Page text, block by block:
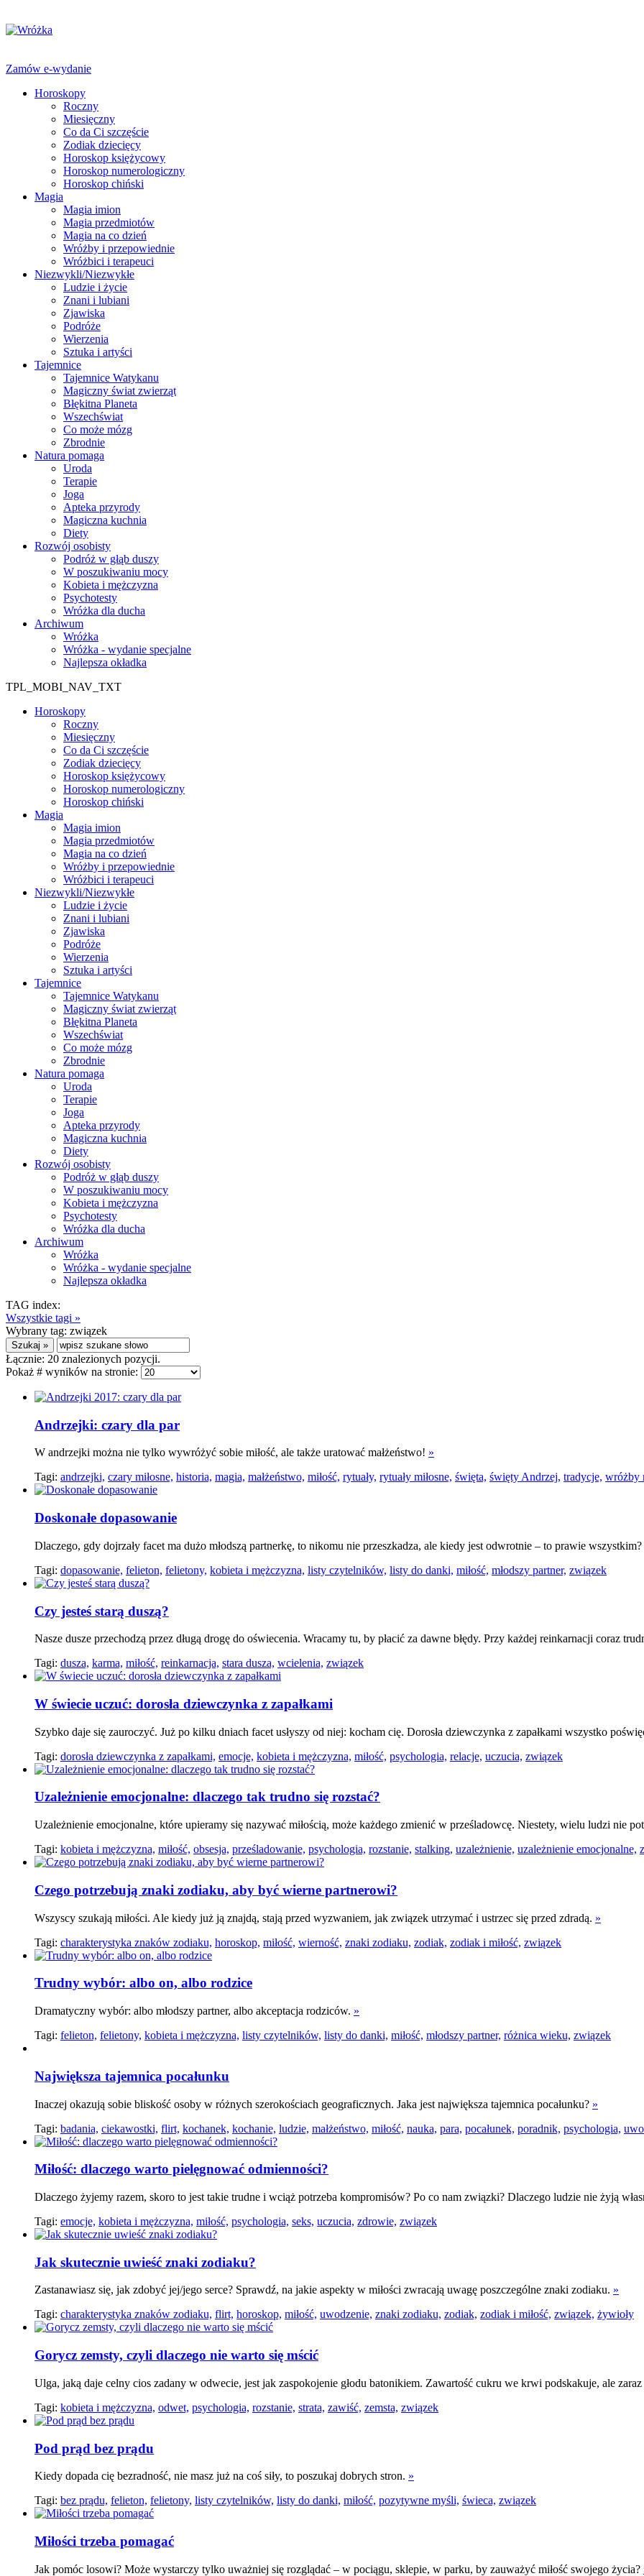
Zamów e-wydanie
Horoskopy
Roczny
Miesięczny
Co da Ci szczęście
Zodiak dziecięcy
Horoskop księżycowy
Horoskop numerologiczny
Horoskop chiński
Magia
Magia imion
Magia przedmiotów
Magia na co dzień
Wróżby i przepowiednie
Wróżbici i terapeuci
Niezwykli/Niezwykłe
Ludzie i życie
Znani i lubiani
Zjawiska
Podróże
Wierzenia
Sztuka i artyści
Tajemnice
Tajemnice Watykanu
Magiczny świat zwierząt
Błękitna Planeta
Wszechświat
Co może mózg
Zbrodnie
Natura pomaga
Uroda
Terapie
Joga
Apteka przyrody
Magiczna kuchnia
Diety
Rozwój osobisty
Podróż w głąb duszy
W poszukiwaniu mocy
Kobieta i mężczyzna
Psychotesty
Wróżka dla ducha
Archiwum
Wróżka
Wróżka - wydanie specjalne
Najlepsza okładka
TPL_MOBI_NAV_TXT
Horoskopy
Roczny
Miesięczny
Co da Ci szczęście
Zodiak dziecięcy
Horoskop księżycowy
Horoskop numerologiczny
Horoskop chiński
Magia
Magia imion
Magia przedmiotów
Magia na co dzień
Wróżby i przepowiednie
Wróżbici i terapeuci
Niezwykli/Niezwykłe
Ludzie i życie
Znani i lubiani
Zjawiska
Podróże
Wierzenia
Sztuka i artyści
Tajemnice
Tajemnice Watykanu
Magiczny świat zwierząt
Błękitna Planeta
Wszechświat
Co może mózg
Zbrodnie
Natura pomaga
Uroda
Terapie
Joga
Apteka przyrody
Magiczna kuchnia
Diety
Rozwój osobisty
Podróż w głąb duszy
W poszukiwaniu mocy
Kobieta i mężczyzna
Psychotesty
Wróżka dla ducha
Archiwum
Wróżka
Wróżka - wydanie specjalne
Najlepsza okładka
TAG index:
Wszystkie tagi »
Wybrany tag: związek
Łącznie: 20 znalezionych pozycji.
Pokaż # wyników na stronie:
Andrzejki: czary dla par
W andrzejki można nie tylko wywróżyć sobie miłość, ale także uratować małżeństwo! »
Tagi: andrzejki, czary miłosne, historia, magia, małżeństwo, miłość, rytuały, rytuały miłosne, święta, święty Andrzej, tradycje, wróżby
Doskonałe dopasowanie
Dlaczego, gdy dojrzały facet ma dużo młodszą partnerkę, to nikomu nie przeszkadza, ale kiedy jest odwrotnie – to prawie wszystkim?
Tagi: dopasowanie, felieton, felietony, kobieta i mężczyzna, listy czytelników, listy do danki, miłość, młodszy partner, związek
Czy jesteś starą duszą?
Nasze dusze przechodzą przez długą drogę do oświecenia. Wracamy tu, by płacić za dawne błędy. Przy każdej reinkarnacji coraz
Tagi: dusza, karma, miłość, reinkarnacja, stara dusza, wcielenia, związek
W świecie uczuć: dorosła dziewczynka z zapałkami
Szybko daje się zauroczyć. Już po kilku dniach facet usłyszy od niej: kocham cię. Dorosła dziewczynka z zapałkami wszystko
Tagi: dorosła dziewczynka z zapałkami, emocje, kobieta i mężczyzna, miłość, psychologia, relacje, uczucia, związek
Uzależnienie emocjonalne: dlaczego tak trudno się rozstać?
Uzależnienie emocjonalne, które upieramy się nazywać miłością, może każdego zmienić w prześladowcę. Niestety, wielu ludzi nie
Tagi: kobieta i mężczyzna, miłość, obsesja, prześladowanie, psychologia, rozstanie, stalking, uzależnienie, uzależnienie emocjonalne,
Czego potrzebują znaki zodiaku, aby być wierne partnerowi?
Wszyscy szukają miłości. Ale kiedy już ją znajdą, stają przed wyzwaniem, jak związek utrzymać i ustrzec się przed zdradą. »
Tagi: charakterystyka znaków zodiaku, horoskop, miłość, wierność, znaki zodiaku, zodiak, zodiak i miłość, związek
Trudny wybór: albo on, albo rodzice
Dramatyczny wybór: albo młodszy partner, albo akceptacja rodziców. »
Tagi: felieton, felietony, kobieta i mężczyzna, listy czytelników, listy do danki, miłość, młodszy partner, różnica wieku, związek
Największa tajemnica pocałunku
Inaczej okazują sobie bliskość osoby w różnych szerokościach geograficznych. Jaka jest największa tajemnica pocałunku? »
Tagi: badania, ciekawostki, flirt, kochanek, kochanie, ludzie, małżeństwo, miłość, nauka, para, pocałunek, poradnik, psychologia,
Miłość: dlaczego warto pielęgnować odmienności?
Dlaczego żyjemy razem, skoro to jest takie trudne i wciąż potrzeba kompromisów? Po co nam związki? Dlaczego ludzie nie żyją
Tagi: emocje, kobieta i mężczyzna, miłość, psychologia, seks, uczucia, zdrowie, związek
Jak skutecznie uwieść znaki zodiaku?
Zastanawiasz się, jak zdobyć jej/jego serce? Sprawdź, na jakie aspekty w miłości zwracają uwagę poszczególne znaki zodiaku. »
Tagi: charakterystyka znaków zodiaku, flirt, horoskop, miłość, uwodzenie, znaki zodiaku, zodiak, zodiak i miłość, związek, żywioły
Gorycz zemsty, czyli dlaczego nie warto się mścić
Ulga, jaką daje celny cios zadany w odwecie, jest jak zaspokojenie głodu batonikiem. Zawartość cukru we krwi podskakuje, ale
Tagi: kobieta i mężczyzna, odwet, psychologia, rozstanie, strata, zawiść, zemsta, związek
Pod prąd bez prądu
Kiedy dopada cię bezradność, nie masz już na coś siły, to poszukaj dobrych stron. »
Tagi: bez prądu, felieton, felietony, listy czytelników, listy do danki, miłość, pozytywne myśli, świeca, związek
Miłości trzeba pomagać
Jak pomóc losowi? Może wystarczy tylko uważniej się rozglądać – w pociągu, sklepie, w parku, by zauważyć miłość swojego życia?